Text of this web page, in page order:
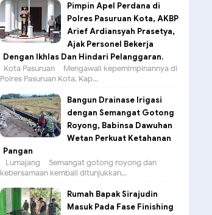
Pimpin Apel Perdana di
Polres Pasuruan Kota, AKBP
Arief Ardiansyah Prasetya,
Ajak Personel Bekerja
Dengan Ikhlas Dan Hindari Pelanggaran.
Kota Pasuruan – Mengawali kepemimpinannya di
Polres Pasuruan Kota, Kap...
Bangun Drainase Irigasi
dengan Semangat Gotong
Royong, Babinsa Dawuhan
Wetan Perkuat Ketahanan
Pangan
Lumajang – Semangat gotong royong dan
kebersamaan kembali ditunjukkan...
Rumah Bapak Sirajudin
Masuk Pada Fase Finishing